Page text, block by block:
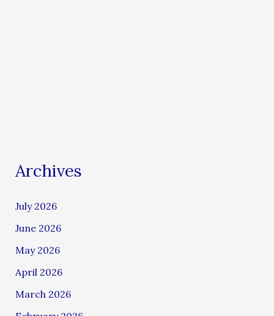
Archives
July 2026
June 2026
May 2026
April 2026
March 2026